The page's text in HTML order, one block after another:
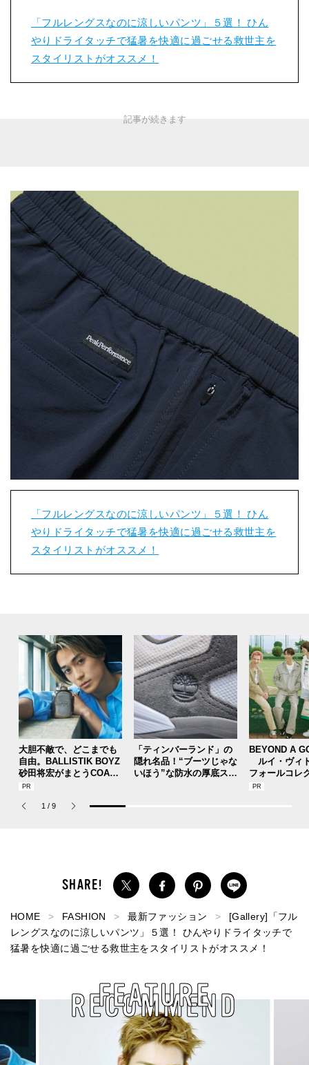
「フルレングスなのに涼しいパンツ」５選！ ひん
やりドライタッチで猛暑を快適に過ごせる救世主を
スタイリストがオススメ！
「フルレングスなのに涼しいパンツ」５選！ ひん
やりドライタッチで猛暑を快適に過ごせる救世主を
スタイリストがオススメ！
大胆不敵で、どこまでも
自由。BALLISTIK BOYZ
砂田将宏がまとうCOACH
の新作フレグランス「コ
パルファム」
「ティンバーランド」の
隠れ名品！“ブーツじゃな
いほう”な防水の厚底スニ
BEYOND A
ルイ・ヴィ
フォールコレ
描くプレッピ
1 / 9
HOME FASHION 最新ファッション
[Gallery]「フル
レングスなのに涼しいパンツ」５選！ ひんやりドライタッチで
猛暑を快適に過ごせる救世主をスタイリストがオススメ！
RECOMMEND
FEATURE